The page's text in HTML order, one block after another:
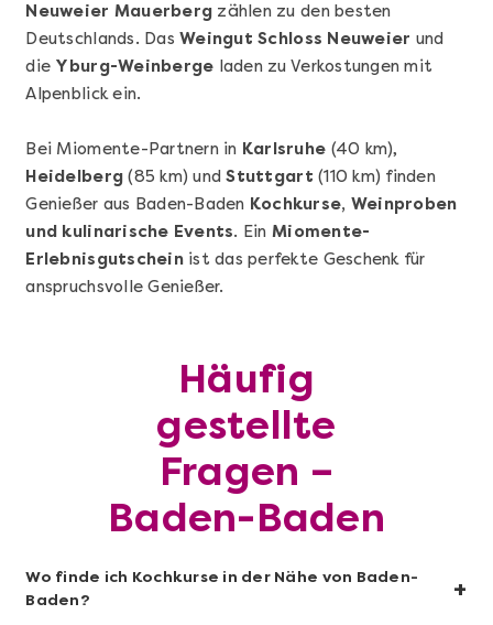
Mehr anzeigen
Pasta Selber Machen - DIY-Set
Das bekommen wir Gin!
Neuweier Mauerberg zählen zu den besten
Deutschlands. DasWeingut Schloss Neuweier und
die Yburg-Weinberge laden zu Verkostungen mit
Alpenblick ein.
Bei Miomente-Partnern in Karlsruhe (40 km),
Heidelberg (85 km) undStuttgart (110 km) finden
Genießer aus Baden-Baden Kochkurse, Weinproben
und kulinarische Events. Ein Miomente-
Erlebnisgutscheinist das perfekte Geschenk für
anspruchsvolle Genießer.
Häufig
gestellte
Fragen –
Baden-Baden
Wo finde ich Kochkurse in der Nähe von Baden-
Baden?
+